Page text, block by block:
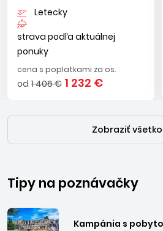
Letecky
strava podľa aktuálnej
ponuky
cena s poplatkami za os.
od 1 406 € 1 232 €
Zobraziť všetko
Tipy na poznávačky
Kampánia s